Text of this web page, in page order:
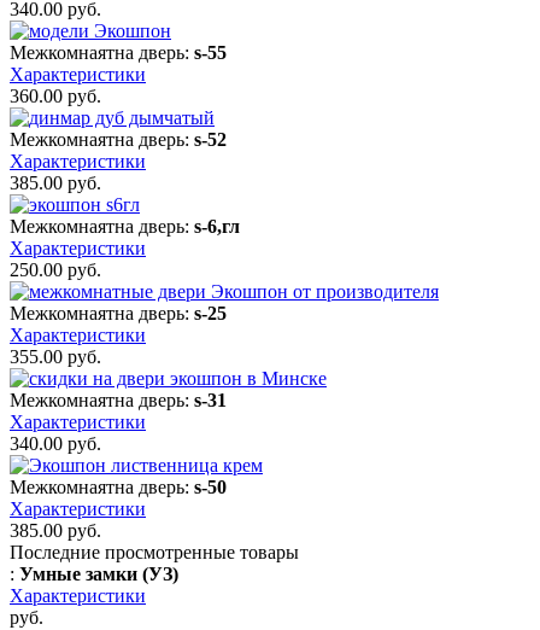
340.00 руб.
Межкомнаятна дверь: s-55
Характеристики
360.00 руб.
Межкомнаятна дверь: s-52
Характеристики
385.00 руб.
Межкомнаятна дверь: s-6,гл
Характеристики
250.00 руб.
Межкомнаятна дверь: s-25
Характеристики
355.00 руб.
Межкомнаятна дверь: s-31
Характеристики
340.00 руб.
Межкомнаятна дверь: s-50
Характеристики
385.00 руб.
Последние просмотренные товары
: Умные замки (УЗ)
Характеристики
руб.